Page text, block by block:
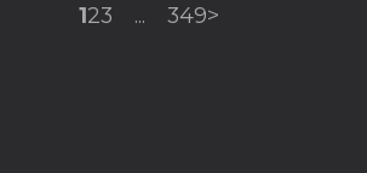
123 ... 349>